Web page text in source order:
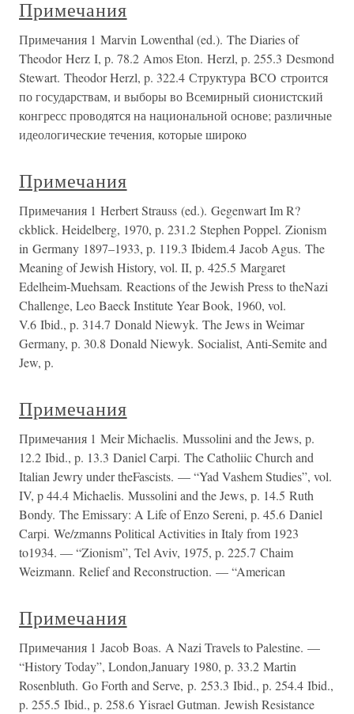
Примечания
Примечания 1 Marvin Lowenthal (ed.). The Diaries of
Theodor Herz I, p. 78.2 Amos Eton. Herzl, p. 255.3 Desmond
Stewart. Theodor Herzl, p. 322.4 Структура BCO строится
по государствам, и выборы во Всемирный сионистский
конгресс проводятся на национальной основе; различные
идеологические течения, которые широко
Примечания
Примечания 1 Herbert Strauss (ed.). Gegenwart Im R?
ckblick. Heidelberg, 1970, p. 231.2 Stephen Poppel. Zionism
in Germany 1897–1933, p. 119.3 Ibidem.4 Jacob Agus. The
Meaning of Jewish History, vol. II, p. 425.5 Margaret
Edelheim-Muehsam. Reactions of the Jewish Press to theNazi
Challenge, Leo Baeck Institute Year Book, 1960, vol.
V.6 Ibid., p. 314.7 Donald Niewyk. The Jews in Weimar
Germany, p. 30.8 Donald Niewyk. Socialist, Anti-Semite and
Jew, p.
Примечания
Примечания 1 Meir Michaelis. Mussolini and the Jews, p.
12.2 Ibid., p. 13.3 Daniel Carpi. The Catholiic Church and
Italian Jewry under theFascists. — “Yad Vashem Studies”, vol.
IV, p 44.4 Michaelis. Mussolini and the Jews, p. 14.5 Ruth
Bondy. The Emissary: A Life of Enzo Sereni, p. 45.6 Daniel
Carpi. We/zmanns Political Activities in Italy from 1923
to1934. — “Zionism”, Tel Aviv, 1975, p. 225.7 Chaim
Weizmann. Relief and Reconstruction. — “American
Примечания
Примечания 1 Jacob Boas. A Nazi Travels to Palestine. —
“History Today”, London,January 1980, p. 33.2 Martin
Rosenbluth. Go Forth and Serve, p. 253.3 Ibid., p. 254.4 Ibid.,
p. 255.5 Ibid., p. 258.6 Yisrael Gutman. Jewish Resistance